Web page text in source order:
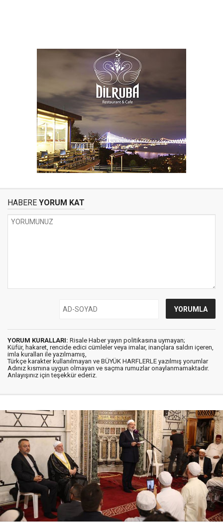
HABERE YORUM KAT
YORUM KURALLARI: Risale Haber yayın politikasına uymayan;
Küfür, hakaret, rencide edici cümleler veya imalar, inançlara saldırı içeren,
imla kuralları ile yazılmamış,
Türkçe karakter kullanılmayan ve BÜYÜK HARFLERLE yazılmış yorumlar
Adınız kısmına uygun olmayan ve saçma rumuzlar onaylanmamaktadır.
Anlayışınız için teşekkür ederiz.